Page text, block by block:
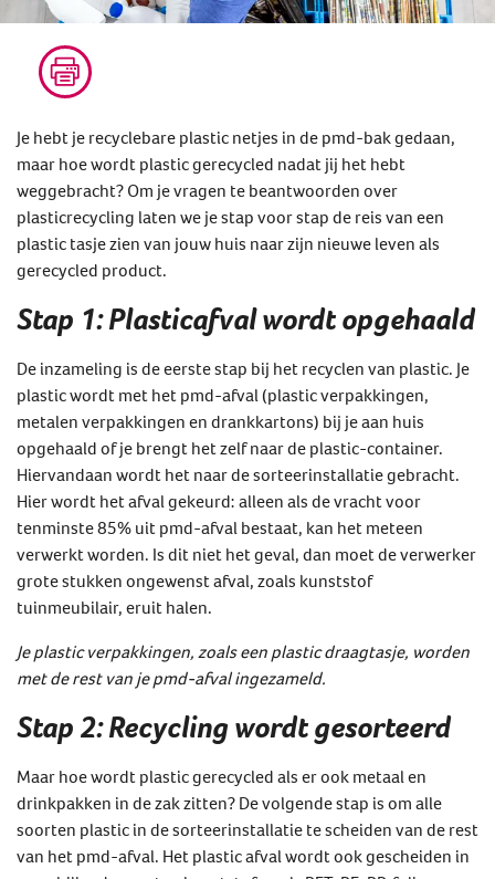
Je hebt je recyclebare plastic netjes in de pmd-bak gedaan,
maar hoe wordt plastic gerecycled nadat jij het hebt
weggebracht? Om je vragen te beantwoorden over
plasticrecycling laten we je stap voor stap de reis van een
plastic tasje zien van jouw huis naar zijn nieuwe leven als
gerecycled product.
Stap 1: Plasticafval wordt opgehaald
De inzameling is de eerste stap bij het recyclen van plastic. Je
plastic wordt met het pmd-afval (plastic verpakkingen,
metalen verpakkingen en drankkartons) bij je aan huis
opgehaald of je brengt het zelf naar de plastic-container.
Hiervandaan wordt het naar de sorteerinstallatie gebracht.
Hier wordt het afval gekeurd: alleen als de vracht voor
tenminste 85% uit pmd-afval bestaat, kan het meteen
verwerkt worden. Is dit niet het geval, dan moet de verwerker
grote stukken ongewenst afval, zoals kunststof
tuinmeubilair, eruit halen.
Je plastic verpakkingen, zoals een plastic draagtasje, worden
met de rest van je pmd-afval ingezameld.
Stap 2: Recycling wordt gesorteerd
Maar hoe wordt plastic gerecycled als er ook metaal en
drinkpakken in de zak zitten? De volgende stap is om alle
soorten plastic in de sorteerinstallatie te scheiden van de rest
van het pmd-afval. Het plastic afval wordt ook gescheiden in